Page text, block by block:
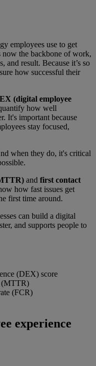
employees use to get
now the backbone of work,
and result. Because it’s so
how successful their
(digital employee
how well
It's important because
stay focused,
when they do, it's critical
and first contact
how fast issues get
first time around.
can build a digital
and supports people to
(DEX) score
(MTTR)
(FCR)
experience